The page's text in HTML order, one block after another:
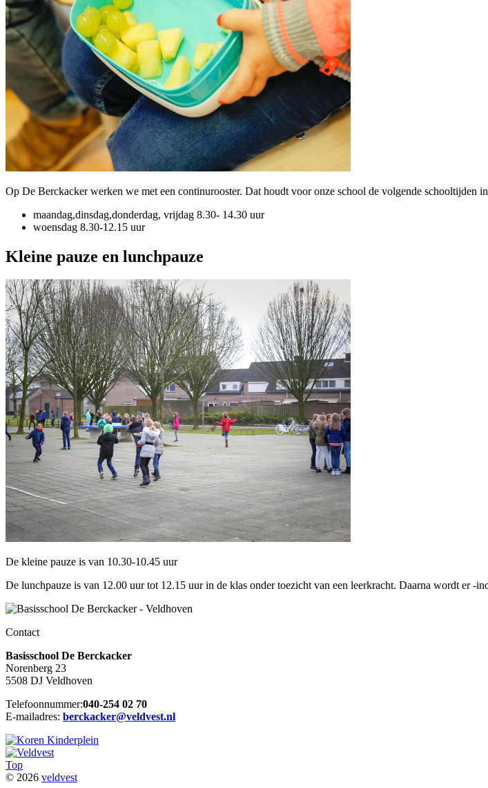
Op De Berckacker werken we met een continurooster. Dat houdt voor onze school de volgende schooltijden
maandag,dinsdag,donderdag, vrijdag 8.30- 14.30 uur
woensdag 8.30-12.15 uur
Kleine pauze en lunchpauze
De kleine pauze is van 10.30-10.45 uur
De lunchpauze is van 12.00 uur tot 12.15 uur in de klas onder toezicht van een leerkracht. Daarna wordt er -
Contact
Basisschool De Berckacker
Norenberg 23
5508 DJ Veldhoven
Telefoonnummer:040-254 02 70
E-mailadres: berckacker@veldvest.nl
Top
© 2026 veldvest